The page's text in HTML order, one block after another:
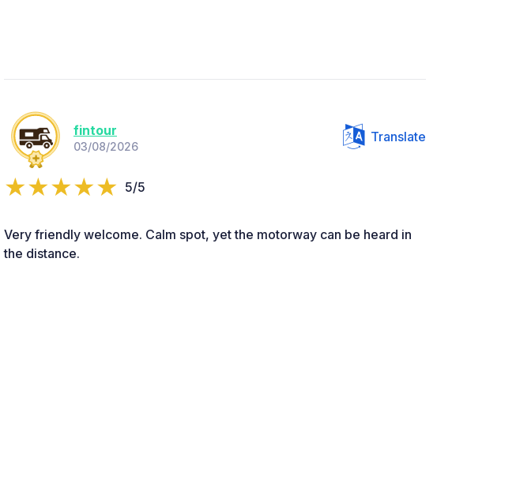
fintour
03/08/2026
Translate
5/5
Very friendly welcome. Calm spot, yet the motorway can be heard in
the distance.